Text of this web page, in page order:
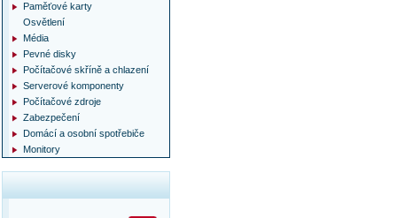
Paměťové karty
Osvětlení
Média
Pevné disky
Počítačové skříně a chlazení
Serverové komponenty
Počítačové zdroje
Zabezpečení
Domácí a osobní spotřebiče
Monitory